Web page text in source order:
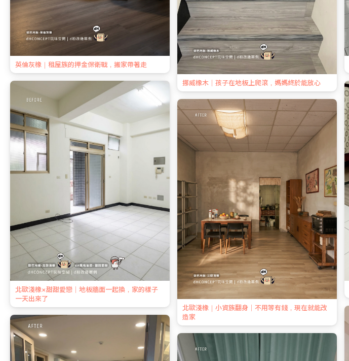
英倫灰橡｜租屋族的押金保衛戰，搬家帶著走
挪威橡木｜孩子在地板上爬滾，媽媽終於能放心
北歐淺橡×甜甜愛戀｜地板牆面一起換，家的樣子
一天出來了
北歐淺橡｜小資族翻身｜不用等有錢，現在就能改
造家